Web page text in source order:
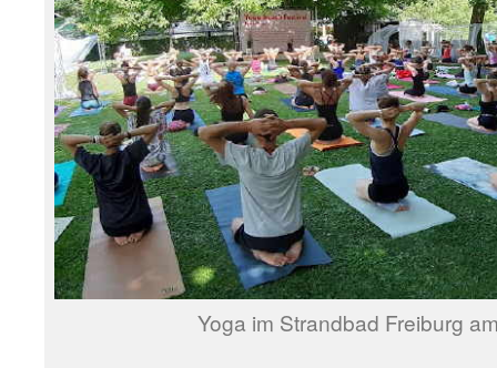
Yoga im Strandbad Freiburg